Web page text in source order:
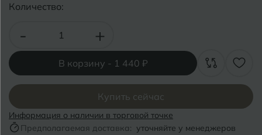
Количество:
- +
В корзину - 1 440 ₽
Купить сейчас
Информация о наличии в торговой точке
Предполагаемая доставка: уточняйте у менеджеров
Волгодонск
Воронеж
Симферополь
Славянск-на-Кубани
Смоленск